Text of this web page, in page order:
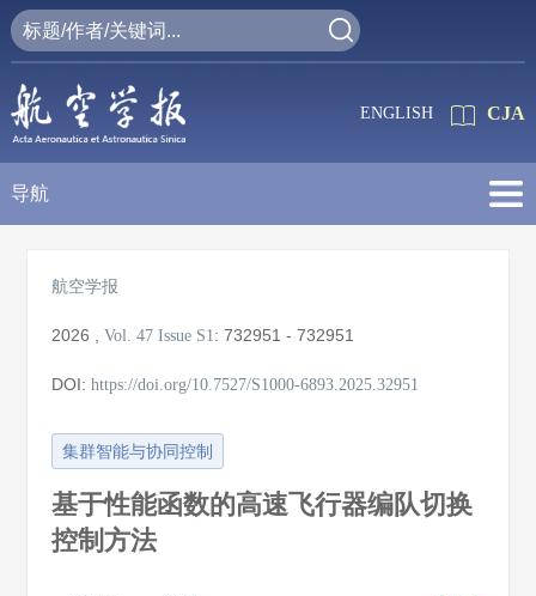
CJA
ENGLISH
导航
航空学报
2026 ,Vol. 47 Issue S1:732951 - 732951
DOI:https://doi.org/10.7527/S1000-6893.2025.32951
集群智能与协同控制
基于性能函数的高速飞行器编队切换
控制方法